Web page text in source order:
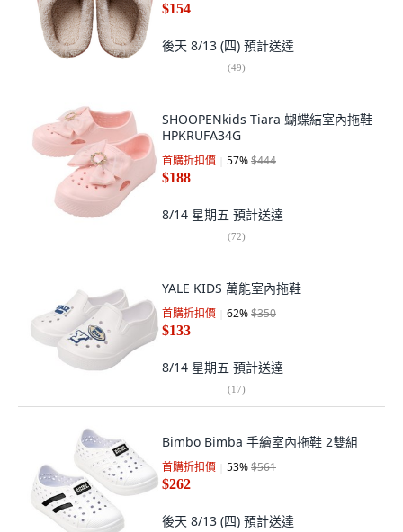
$154
後天 8/13 (四) 預計送達
(49)
SHOOPENkids Tiara 蝴蝶結室內拖鞋
HPKRUFA34G
首購折扣價 57%$444
$188
8/14 星期五 預計送達
(72)
YALE KIDS 萬能室內拖鞋
首購折扣價 62%$350
$133
8/14 星期五 預計送達
(17)
Bimbo Bimba 手繪室內拖鞋 2雙組
首購折扣價 53%$561
$262
後天 8/13 (四) 預計送達